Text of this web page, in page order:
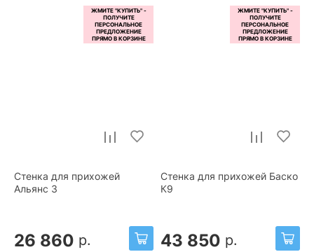
Стенка для прихожей
Альянс 3
26 860 р.
Стенка для прихожей Баско
К9
43 850 р.